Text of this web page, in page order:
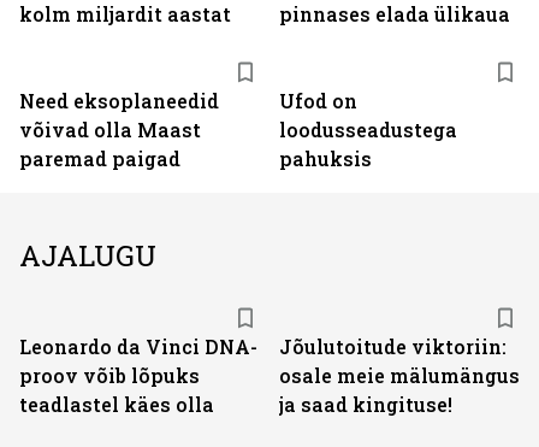
kolm miljardit aastat
pinnases elada ülikaua
Need eksoplaneedid
võivad olla Maast
paremad paigad
Ufod on
loodusseadustega
pahuksis
AJALUGU
Leonardo da Vinci DNA-
proov võib lõpuks
teadlastel käes olla
Jõulutoitude viktoriin:
osale meie mälumängus
ja saad kingituse!